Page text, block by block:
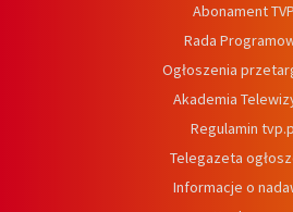
Abonament TVP
Rada
Ogłoszenia
Akademia
Regulamin
Telegazeta
Informacje o